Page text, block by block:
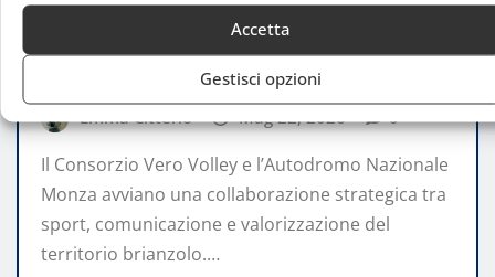
Accetta
Gestisci opzioni
Vero Volley e Autodromo Monza insieme:
nasce la partnership tra volley e motori
Emma Citterio Mag 22, 2026 0
Il Consorzio Vero Volley e l’Autodromo Nazionale
Monza avviano una collaborazione strategica tra
sport, comunicazione e valorizzazione del
territorio brianzolo.…